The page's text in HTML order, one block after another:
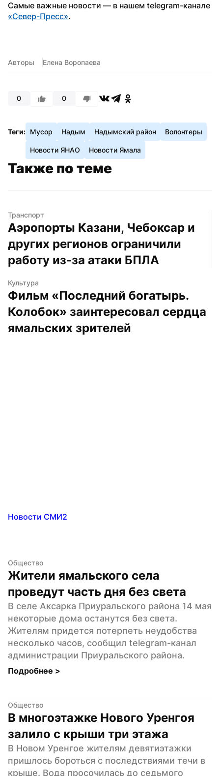
«Север-Пресс».
Авторы Елена Воропаева
0 0
Теги: Мусор Надым Надымский район Волонтеры
Новости ЯНАО Новости Ямала
Также по теме
Транспорт
Аэропорты Казани, Чебоксар и
других регионов ограничили
работу из-за атаки БПЛА
Культура
Фильм «Последний богатырь.
Колобок» заинтересовал сердца
ямальских зрителей
Новости СМИ2
Общество
Жители ямальского села
проведут часть дня без света
В селе Аксарка Приуральского района 14 мая
некоторые дома останутся без света.
Жителям придется потерпеть неудобства
несколько часов, сообщил telegram-канал
администрации Приуральского района.
Подробнее >
Общество
В многоэтажке Нового Уренгоя
залило с крыши три этажа
В Новом Уренгое жителям девятиэтажки
пришлось бороться с последствиями течи в
крыше. Вода просочилась до седьмого